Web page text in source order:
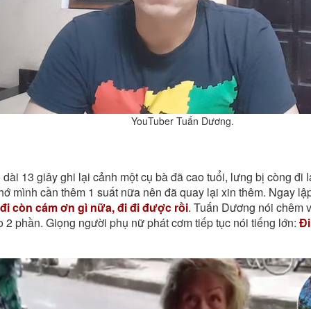
YouTuber Tuấn Dương.
13 giây ghi lại cảnh một cụ bà đã cao tuổi, lưng bị còng đi
mình cần thêm 1 suất nữa nên đã quay lại xin thêm. Ngay
còn cám ơn gì nữa, đi đi được rồi. Tuấn Dương nói chêm
2 phần. Giọng người phụ nữ phát cơm tiếp tục nói tiếng lớn: